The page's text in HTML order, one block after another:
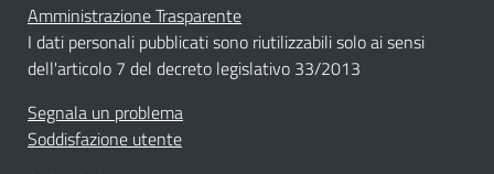
Amministrazione Trasparente
I dati personali pubblicati sono riutilizzabili solo ai sensi
dell'articolo 7 del decreto legislativo 33/2013
Segnala un problema
Soddisfazione utente